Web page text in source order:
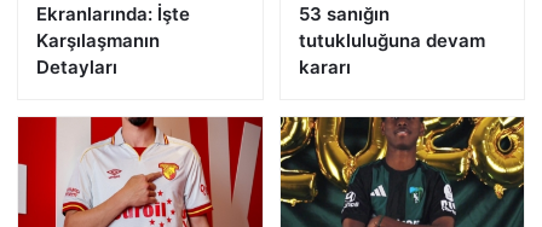
Ekranlarında: İşte
Karşılaşmanın
Detayları
53 sanığın
tutukluluğuna devam
kararı